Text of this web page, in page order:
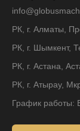
РК, г. Алматы,
РК, г. Шымкент,
РК, г. Астана,
РК, г. Атырау,
График работы: